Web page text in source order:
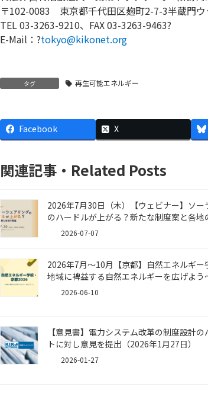
〒102-0083 東京都千代田区麹町2-7-3半蔵門ウ
TEL 03-3263-9210、FAX 03-3263-9463?
E-Mail：?tokyo@kikonet.org
タグ 再生可能エネルギー
Facebook X
関連記事・Related Posts
2026年7月30日（木）【ウェビナー】ソー
のハードルが上がる？新たな制度案と各地
2026-07-07
2026年7月〜10月【京都】自然エネルギ
地域に裨益する自然エネルギーを広げよう
2026-06-10
【意見書】電力システム改革の制度設計
トに対し意見を提出（2026年1月27日）
2026-01-27